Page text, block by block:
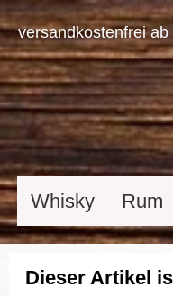
versandkostenfrei ab
Whisky Rum
Dieser Artikel